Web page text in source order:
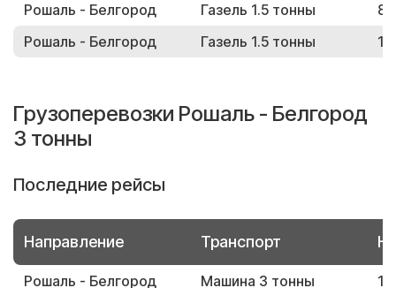
Рошаль - Белгород
Газель 1.5 тонны
Рошаль - Белгород
Газель 1.5 тонны
Грузоперевозки Рошаль - Белгород
3 тонны
Последние рейсы
Направление Транспорт
Рошаль - Белгород Машина 3 тонны